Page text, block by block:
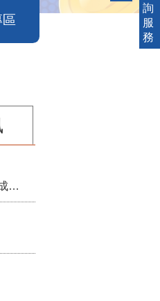
115年第2季固定源空污費申報已於7月底截止，請尚未申報公私場所儘速完成申繳，以免面臨滯納金及罰鍰!
詢
服
務